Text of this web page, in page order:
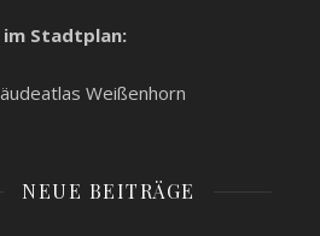
im Stadtplan:
NEUE BEITRÄGE